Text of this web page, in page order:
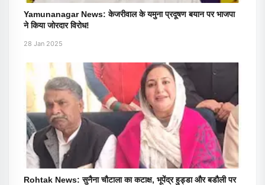
Yamunanagar News: केजरीवाल के यमुना प्रदूषण बयान पर भाजपा
ने किया जोरदार विरोध!
28 Jan 2025
Rohtak News: सुनैना चौटाला का कटाक्ष, भूपेंद्र हुड्डा और बडौली पर